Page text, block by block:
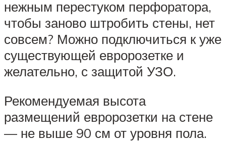
нежным перестуком перфоратора,
чтобы заново штробить стены, нет
совсем? Можно подключиться к уже
существующей евророзетке и
желательно, с защитой УЗО.
Рекомендуемая высота
размещений евророзетки на стене
— не выше 90 см от уровня пола.